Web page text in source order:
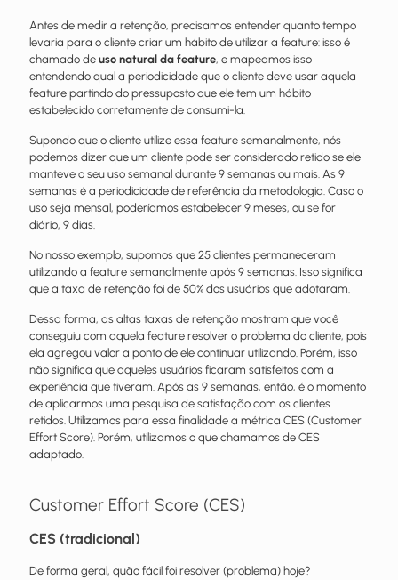
Antes de medir a retenção, precisamos entender quanto tempo
levaria para o cliente criar um hábito de utilizar a feature: isso é
chamado de uso natural da feature, e mapeamos isso
entendendo qual a periodicidade que o cliente deve usar aquela
feature partindo do pressuposto que ele tem um hábito
estabelecido corretamente de consumi-la.
Supondo que o cliente utilize essa feature semanalmente, nós
podemos dizer que um cliente pode ser considerado retido se ele
manteve o seu uso semanal durante 9 semanas ou mais. As 9
semanas é a periodicidade de referência da metodologia. Caso o
uso seja mensal, poderíamos estabelecer 9 meses, ou se for
diário, 9 dias.
No nosso exemplo, supomos que 25 clientes permaneceram
utilizando a feature semanalmente após 9 semanas. Isso significa
que a taxa de retenção foi de 50% dos usuários que adotaram.
Dessa forma, as altas taxas de retenção mostram que você
conseguiu com aquela feature resolver o problema do cliente, pois
ela agregou valor a ponto de ele continuar utilizando. Porém, isso
não significa que aqueles usuários ficaram satisfeitos com a
experiência que tiveram. Após as 9 semanas, então, é o momento
de aplicarmos uma pesquisa de satisfação com os clientes
retidos. Utilizamos para essa finalidade a métrica CES (Customer
Effort Score). Porém, utilizamos o que chamamos de CES
adaptado.
Customer Effort Score (CES)
CES (tradicional)
De forma geral, quão fácil foi resolver (problema) hoje?